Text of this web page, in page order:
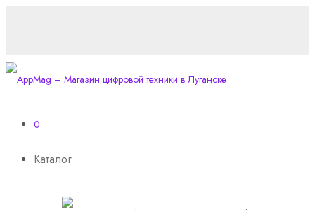
0
Каталог